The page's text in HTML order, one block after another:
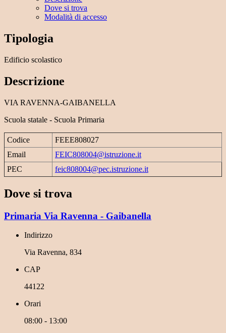
Dove si trova
Modalità di accesso
Tipologia
Edificio scolastico
Descrizione
VIA RAVENNA-GAIBANELLA
Scuola statale - Scuola Primaria
Codice
FEEE808027
Email
FEIC808004@istruzione.it
PEC
feic808004@pec.istruzione.it
Dove si trova
Primaria Via Ravenna - Gaibanella
Indirizzo
Via Ravenna, 834
CAP
44122
Orari
08:00 - 13:00